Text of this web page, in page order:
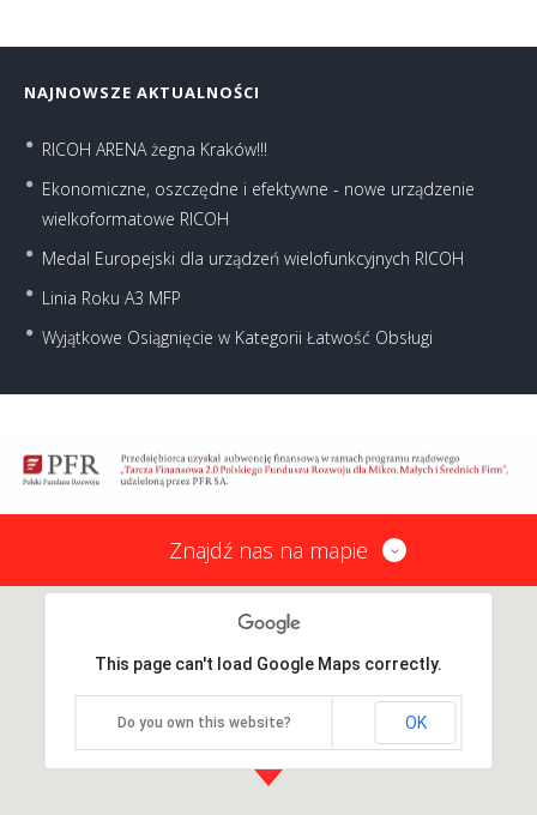
NAJNOWSZE AKTUALNOŚCI
RICOH ARENA żegna Kraków!!!
Ekonomiczne, oszczędne i efektywne - nowe urządzenie
wielkoformatowe RICOH
Medal Europejski dla urządzeń wielofunkcyjnych RICOH
Linia Roku A3 MFP
Wyjątkowe Osiągnięcie w Kategorii Łatwość Obsługi
Znajdź nas na mapie
This page can't load Google Maps correctly.
Do you own this website? OK